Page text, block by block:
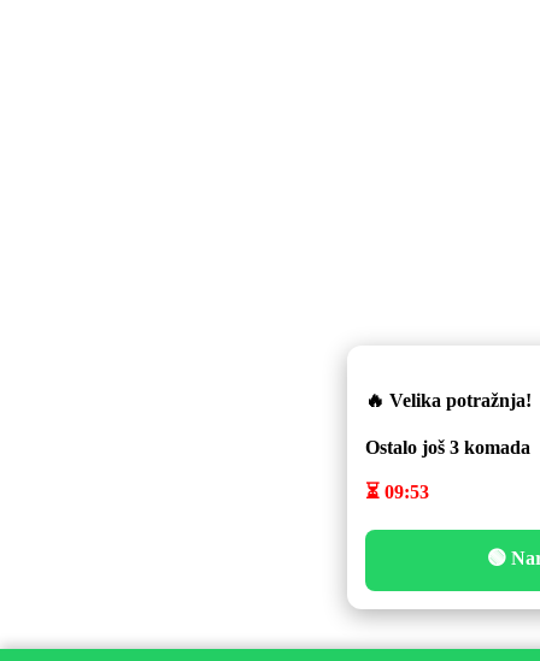
🔥 Velika potražnja!
Ostalo još 3 komada
⏳ 09:53
🟢